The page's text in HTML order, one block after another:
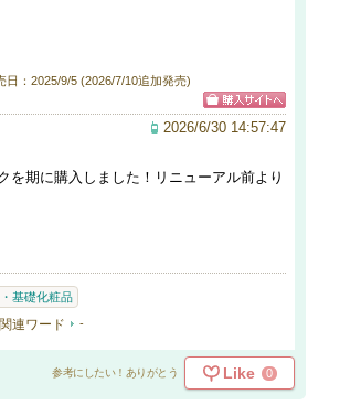
日：2025/9/5 (2026/7/10追加発売)
2026/6/30 14:57:47
を期に購入しました！リニューアル前より
基礎化粧品
関連ワード -
参考にしたい！ありがとう Like 0